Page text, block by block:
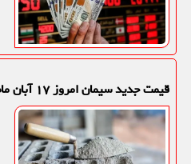
قیمت جدید سیمان امروز ۱۷ آبان ماه ۱۴۰۴